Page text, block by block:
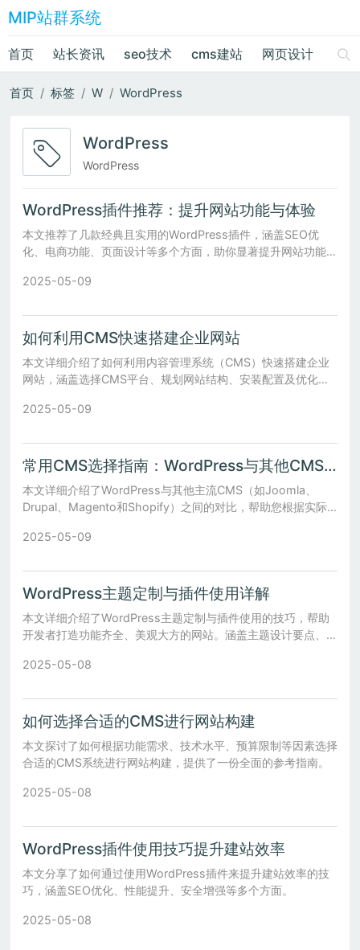
MIP站群系统
首页 站长资讯 seo技术 cms建站 网页设计 绘
首页 标签 W WordPress
WordPress
WordPress
WordPress插件推荐：提升网站功能与体验
本文推荐了几款经典且实用的WordPress插件，涵盖SEO优
化、电商功能、页面设计等多个方面，助你显著提升网站功能与
2025-05-09
如何利用CMS快速搭建企业网站
本文详细介绍了如何利用内容管理系统（CMS）快速搭建企业
网站，涵盖选择CMS平台、规划网站结构、安装配置及优化推
2025-05-09
常用CMS选择指南：WordPress与其他CMS对比分析
本文详细介绍了WordPress与其他主流CMS（如Joomla、
Drupal、Magento和Shopify）之间的对比，帮助您根据实际
2025-05-09
WordPress主题定制与插件使用详解
本文详细介绍了WordPress主题定制与插件使用的技巧，帮助
开发者打造功能齐全、美观大方的网站。涵盖主题设计要点、插
2025-05-08
如何选择合适的CMS进行网站构建
本文探讨了如何根据功能需求、技术水平、预算限制等因素选择
合适的CMS系统进行网站构建，提供了一份全面的参考指南。
2025-05-08
WordPress插件使用技巧提升建站效率
本文分享了如何通过使用WordPress插件来提升建站效率的技
巧，涵盖SEO优化、性能提升、安全增强等多个方面。
2025-05-08